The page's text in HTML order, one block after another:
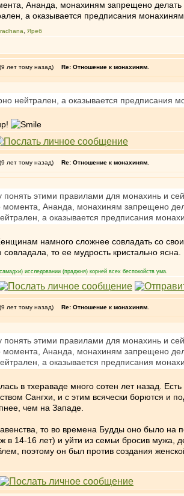
Ананда, монахиням запрещено
а оказывается предписания
Яреб
лет тому назад) Re: Отношение к монахиням.
нейтрален, а оказывается предписания
лет тому назад) Re: Отношение к монахиням.
понять этими правилами для монахинь и
момента, Ананда, монахиням запрещено
а оказывается предписания
намного сложнее совладать со
то ее мудрость кристально ясна.
исследовании (праджня) корней всех беспокойств ума.
лет тому назад) Re: Отношение к монахиням.
понять этими правилами для монахинь и
момента, Ананда, монахиням запрещено
а оказывается предписания
в тхераваде много сотен лет назад.
Сангхи, и с этим всячески борются
чем на Западе.
то во времена Будды оно было
в 14-16 лет) и уйти из семьи бросив мужа,
поэтому он был против создания